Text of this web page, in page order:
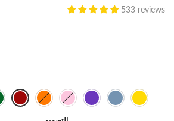
533 reviews